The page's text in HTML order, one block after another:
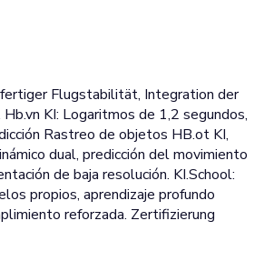
Flugstabilität, Integration der
KI: Logaritmos de 1,2 segundos,
Rastreo de objetos HB.ot KI,
dual, predicción del movimiento
de baja resolución. KI.School:
propios, aprendizaje profundo
reforzada. Zertifizierung